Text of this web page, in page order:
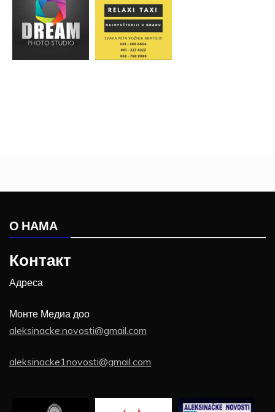
О НАМА
Контакт
Адреса
Монте Медиа доо
aleksinacke.novosti@gmail.com
aleksinacke1novosti@gmail.com